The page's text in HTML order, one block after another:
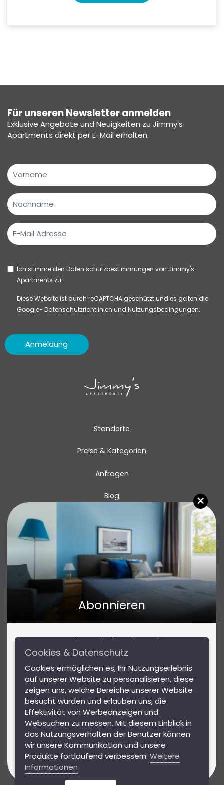
Für unseren Newsletter anmelden
Exklusive Angebote und Neuigkeiten zu Jimmy’s
Apartments direkt per E-Mail erhalten.
Ich stimme den Daten schutzbestimmungen von Jimmy's
Apartments zu.
Diese Website ist durch reCAPTCHA geschützt und es gelten die
Google- Datenschutzrichtlinien und Nutzungsbedingungen.
Anmeldung
Standorte
Preise & Kategorien
Anfragen
Blog
DSGVO
AGB
Hausordnung
Impressum
Abonnieren
×
Abonnieren Sie für Insider-Tipps
Reiseinspirationen und tolle Angebote!
Mit unserem Newsletter bleiben Sie über Events und
Highlights in Wien sowie Gewinnspiele mit tollen
Preisen auf dem Laufenden.
Abonnieren
Ich stimme denDaten schutzbestimmungenvon
Jimmy's Apartments zu.
Cookies & Datenschutz
Cookies ermöglichen es, Ihr Nutzungserlebnis
auf unserer Website zu personalisieren, diese
zeigen uns, welche Bereiche unserer Website
besucht wurden und erlauben uns, die
Effektivität von Werbeanzeigen und
Websuchen zu messen. Mit diesem Einblick in
das Nutzungsverhalten der Benutzer können
wir unsere Kommunikation und unsere
Produkte fortlaufend verbessern. Weitere
Informationen